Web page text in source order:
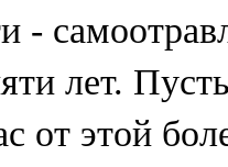
-
лет.
от этой